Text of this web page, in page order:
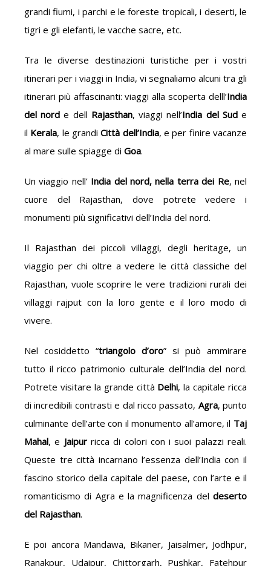
grandi fiumi, i parchi e le foreste tropicali, i deserti, le
tigri e gli elefanti, le vacche sacre, etc.
Tra le diverse destinazioni turistiche per i vostri
itinerari per i viaggi in India, vi segnaliamo alcuni tra gli
itinerari più affascinanti: viaggi alla scoperta delll’India
del nord e dell Rajasthan, viaggi nell’India del Sude
il Kerala, le grandiCittà dell’India, e per finire vacanze
al mare sulle spiagge di Goa.
Un viaggio nell’ India del nord, nella terra dei Re, nel
cuore del Rajasthan, dove potrete vedere i
monumenti più significativi dell’India del nord.
Il Rajasthan dei piccoli villaggi, degli heritage, un
viaggio per chi oltre a vedere le città classiche del
Rajasthan, vuole scoprire le vere tradizioni rurali dei
villaggi rajput con la loro gente e il loro modo di
vivere.
Nel cosiddetto “triangolo d’oro” si può ammirare
tutto il ricco patrimonio culturale dell’India del nord.
Potrete visitare la grande città Delhi, la capitale ricca
di incredibili contrasti e dal ricco passato, Agra, punto
culminante dell’arte con il monumento all’amore, il Taj
Mahal, e Jaipurricca di colori con i suoi palazzi reali.
Queste tre città incarnano l’essenza dell’India con il
fascino storico della capitale del paese, con l’arte e il
romanticismo di Agra e la magnificenza del deserto
del Rajasthan.
E poi ancora Mandawa, Bikaner, Jaisalmer, Jodhpur,
Ranakpur, Udaipur, Chittorgarh, Pushkar, Fatehpur